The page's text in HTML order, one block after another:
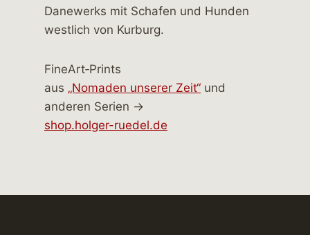
FineArt‑Prints
aus „Nomaden unserer Zeit“ und
anderen Serien →
shop.holger-ruedel.de